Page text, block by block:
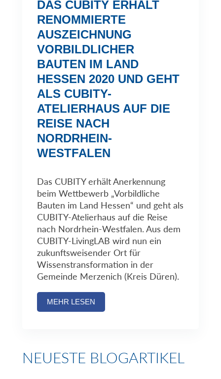
DAS CUBITY ERHÄLT
RENOMMIERTE
AUSZEICHNUNG
VORBILDLICHER
BAUTEN IM LAND
HESSEN 2020 UND GEHT
ALS CUBITY-
ATELIERHAUS AUF DIE
REISE NACH
NORDRHEIN-
WESTFALEN
Das CUBITY erhält Anerkennung
beim Wettbewerb „Vorbildliche
Bauten im Land Hessen“ und geht als
CUBITY-Atelierhaus auf die Reise
nach Nordrhein-Westfalen. Aus dem
CUBITY-LivingLAB wird nun ein
zukunftsweisender Ort für
Wissenstransformation in der
Gemeinde Merzenich (Kreis Düren).
MEHR LESEN
NEUESTE BLOGARTIKEL